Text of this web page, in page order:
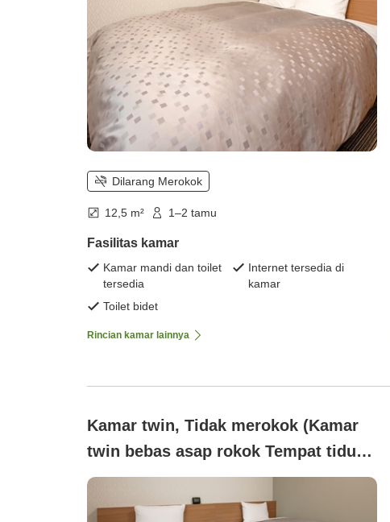
Dilarang Merokok
12,5 m² 1–2 tamu
Fasilitas kamar
Kamar mandi dan toilet
tersedia
Internet tersedia di
kamar
Toilet bidet
Rincian kamar lainnya
Kamar twin, Tidak merokok (Kamar
twin bebas asap rokok Tempat tidur
120cm×2 (Gratis tidur bersama untuk
anak-anak hingga sekolah dasar))